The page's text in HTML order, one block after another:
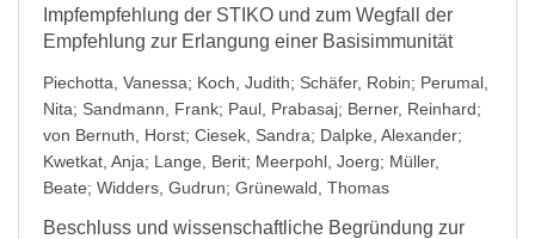
Impfempfehlung der STIKO und zum Wegfall der
Empfehlung zur Erlangung einer Basisimmunität
Piechotta, Vanessa; Koch, Judith; Schäfer, Robin; Perumal,
Nita; Sandmann, Frank; Paul, Prabasaj; Berner, Reinhard;
von Bernuth, Horst; Ciesek, Sandra; Dalpke, Alexander;
Kwetkat, Anja; Lange, Berit; Meerpohl, Joerg; Müller,
Beate; Widders, Gudrun; Grünewald, Thomas
Beschluss und wissenschaftliche Begründung zur